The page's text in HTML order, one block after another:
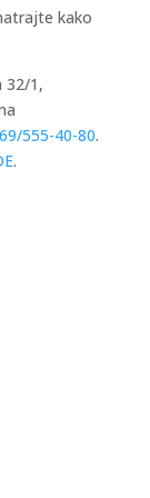
kako
32/1,
555-40-80.
.